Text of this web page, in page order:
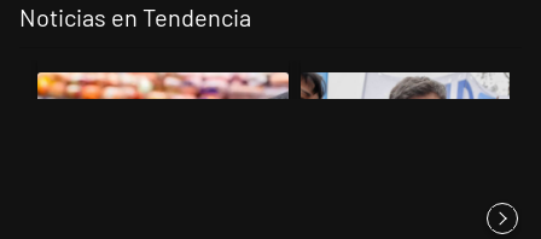
Noticias en Tendencia
Un artículo de tendencia con el título "Inflación: economistas
Un artículo de tendencia con el